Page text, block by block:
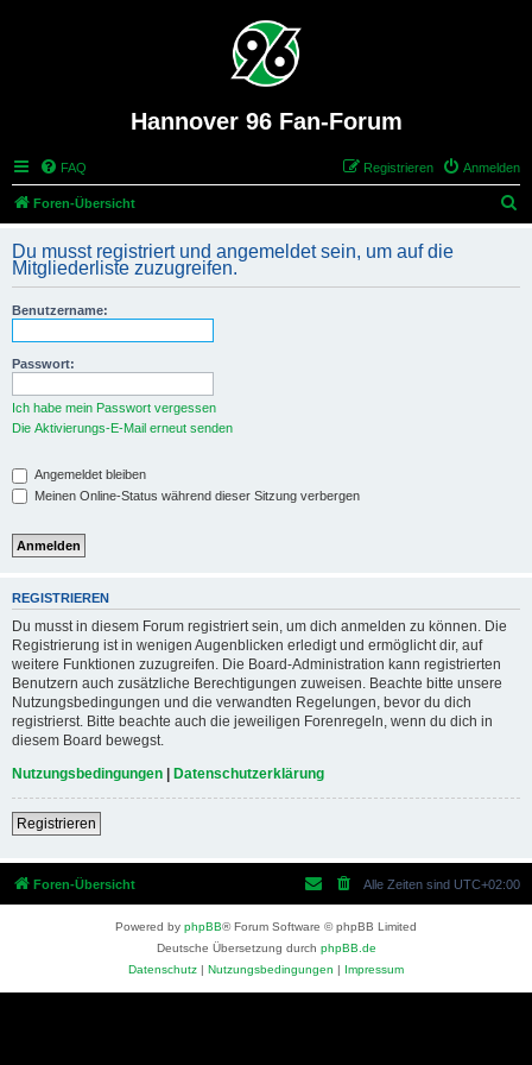
Hannover 96 Fan-Forum
FAQ Anmelden
Registrieren
Foren-Übersicht
h
Du musst registriert und angemeldet sein, um auf die
Mitgliederliste zuzugreifen.
Benutzername:
Passwort:
Ich habe mein Passwort vergessen
Die Aktivierungs-E-Mail erneut senden
Angemeldet bleiben
Meinen Online-Status während dieser Sitzung verbergen
REGISTRIEREN
Du musst in diesem Forum registriert sein, um dich anmelden zu können. Die
Registrierung ist in wenigen Augenblicken erledigt und ermöglicht dir, auf
weitere Funktionen zuzugreifen. Die Board-Administration kann registrierten
Benutzern auch zusätzliche Berechtigungen zuweisen. Beachte bitte unsere
Nutzungsbedingungen und die verwandten Regelungen, bevor du dich
registrierst. Bitte beachte auch die jeweiligen Forenregeln, wenn du dich in
diesem Board bewegst.
Nutzungsbedingungen | Datenschutzerklärung
Registrieren
Foren-Übersicht Alle Zeiten sind UTC+02:00
Powered by phpBB® Forum Software © phpBB Limited
Deutsche Übersetzung durch phpBB.de
Datenschutz | Nutzungsbedingungen | Impressum